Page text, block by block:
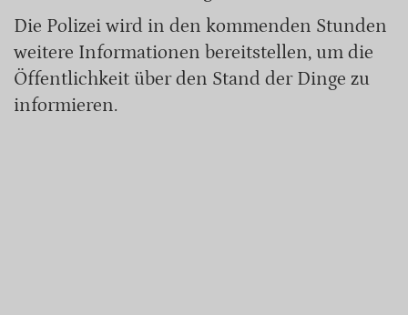
Die Polizei wird in den kommenden Stunden
weitere Informationen bereitstellen, um die
Öffentlichkeit über den Stand der Dinge zu
informieren.